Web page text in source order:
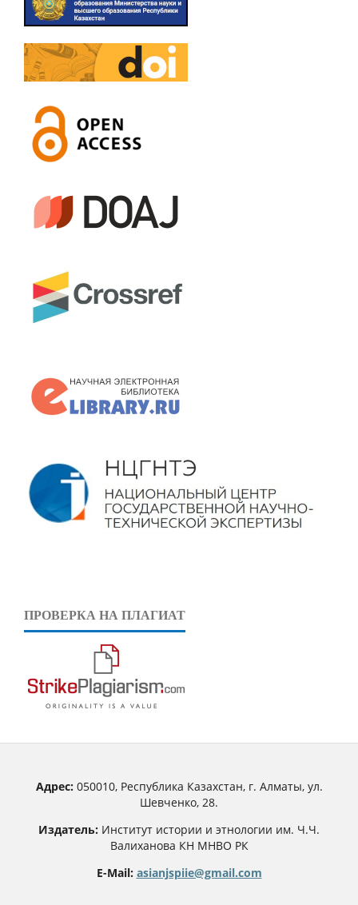
ПРОВЕРКА НА ПЛАГИАТ
Адрес:050010, Республика Казахстан, г. Алматы, ул.
Шевченко, 28.
Издатель: Институт истории и этнологии им. Ч.Ч.
Валиханова КН МНВО РК
E-Mail: asianjspiie@gmail.com